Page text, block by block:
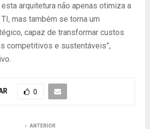
arquitetura não apenas otimiza a
mas também se torna um
capaz de transformar custos
competitivos e sustentáveis”,
0
ANTERIOR